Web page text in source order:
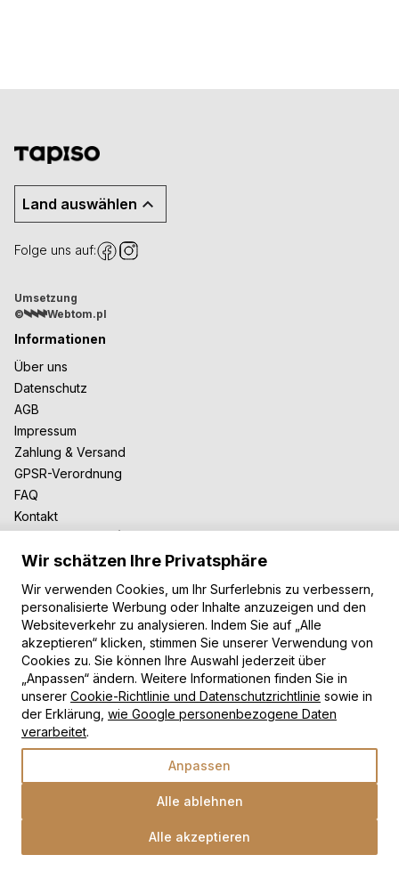
Wähle eine Option
Land auswählen
Folge uns auf:
Umsetzung
©
Webtom.pl
Informationen
Über uns
Datenschutz
AGB
Impressum
Zahlung & Versand
GPSR-Verordnung
FAQ
Kontakt
Zusammenarbeit
Für Blogger
B2B-Zusammenarbeit
Unsere Teppiche
Moderne Teppiche
Vintage Teppiche
Shaggy Teppiche
Kinderteppiche
Zahlungsarten
Copyright © 2026 TAPISO
Wir schätzen Ihre Privatsphäre
Wir verwenden Cookies, um Ihr Surferlebnis zu verbessern,
personalisierte Werbung oder Inhalte anzuzeigen und den
Websiteverkehr zu analysieren. Indem Sie auf „Alle
akzeptieren“ klicken, stimmen Sie unserer Verwendung von
Cookies zu. Sie können Ihre Auswahl jederzeit über
„Anpassen“ ändern. Weitere Informationen finden Sie in
unserer Cookie-Richtlinie und Datenschutzrichtlinie sowie in
der Erklärung, wie Google personenbezogene Daten
verarbeitet.
Anpassen
Alle ablehnen
Alle akzeptieren